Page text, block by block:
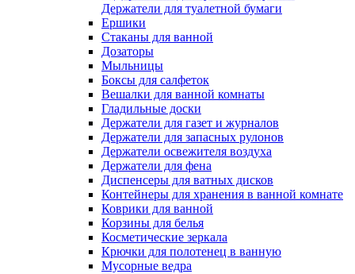
Держатели для туалетной бумаги
Ершики
Стаканы для ванной
Дозаторы
Мыльницы
Боксы для салфеток
Вешалки для ванной комнаты
Гладильные доски
Держатели для газет и журналов
Держатели для запасных рулонов
Держатели освежителя воздуха
Держатели для фена
Диспенсеры для ватных дисков
Контейнеры для хранения в ванной комнате
Коврики для ванной
Корзины для белья
Косметические зеркала
Крючки для полотенец в ванную
Мусорные ведра